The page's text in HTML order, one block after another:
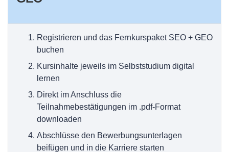
Registrieren und das Fernkurspaket SEO + GEO
buchen
Kursinhalte jeweils im Selbststudium digital
lernen
Direkt im Anschluss die
Teilnahmebestätigungen im .pdf-Format
downloaden
Abschlüsse den Bewerbungsunterlagen
beifügen und in die Karriere starten